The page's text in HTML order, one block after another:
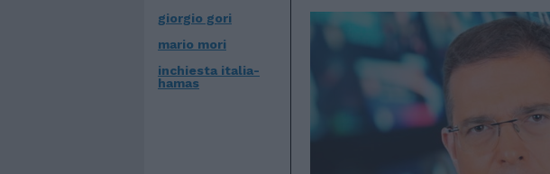
giorgio gori
mario mori
inchiesta italia-
hamas